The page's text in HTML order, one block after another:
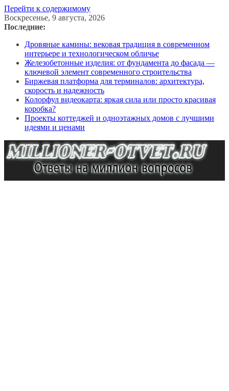
Перейти к содержимому
Воскресенье, 9 августа, 2026
Последние:
Дровяные камины: вековая традиция в современном
интерьере и технологическом обличье
Железобетонные изделия: от фундамента до фасада —
ключевой элемент современного строительства
Биржевая платформа для терминалов: архитектура,
скорость и надежность
Колорфул видеокарта: яркая сила или просто красивая
коробка?
Проекты коттеджей и одноэтажных домов с лучшими
идеями и ценами